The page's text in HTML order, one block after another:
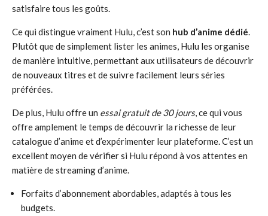
satisfaire tous les goûts.
Ce qui distingue vraiment Hulu, c’est son hub d’anime dédié.
Plutôt que de simplement lister les animes, Hulu les organise
de manière intuitive, permettant aux utilisateurs de découvrir
de nouveaux titres et de suivre facilement leurs séries
préférées.
De plus, Hulu offre un essai gratuit de 30 jours, ce qui vous
offre amplement le temps de découvrir la richesse de leur
catalogue d’anime et d’expérimenter leur plateforme. C’est un
excellent moyen de vérifier si Hulu répond à vos attentes en
matière de streaming d’anime.
Forfaits d’abonnement abordables, adaptés à tous les
budgets.